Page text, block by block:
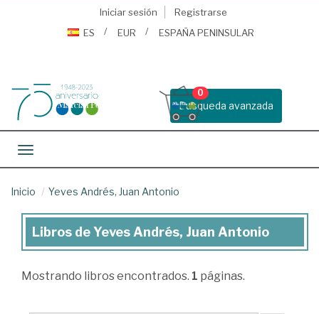
Iniciar sesión
Registrarse
ES
EUR ESPAÑA PENINSULAR
Busqueda avanzada
0
Toggle navigation
Inicio Yeves Andrés, Juan Antonio
Libros
Yeves
Libros de Yeves Andrés, Juan Antonio
Mostrando libros encontrados. 1 páginas.